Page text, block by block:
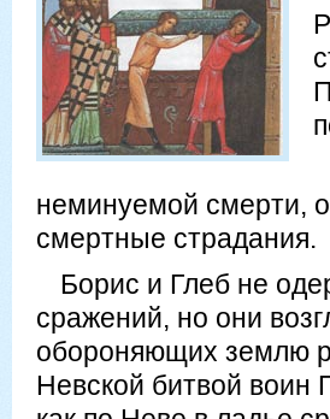
неминуемой смерти,
смертные страдания.
Борис и Глеб не
сражений, но они
обороняющих землю
Невской битвой воин